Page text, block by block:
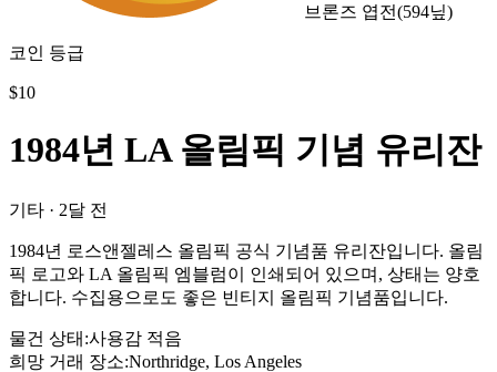
브론즈 엽전(594닢)
코인 등급
$10
1984년 LA 올림픽 기념 유리잔
기타 · 2달 전
1984년 로스앤젤레스 올림픽 공식 기념품 유리잔입니다. 올림
픽 로고와 LA 올림픽 엠블럼이 인쇄되어 있으며, 상태는 양호
합니다. 수집용으로도 좋은 빈티지 올림픽 기념품입니다.
물건 상태 :사용감 적음
희망 거래 장소:Northridge, Los Angeles